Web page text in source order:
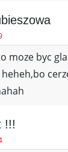
moze byc
!!!